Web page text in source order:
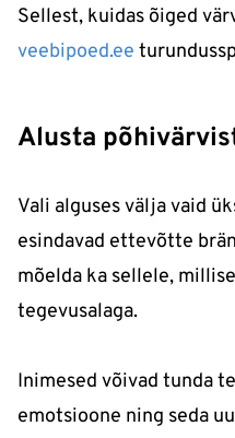
Sellest, kuidas õiged
veebipoed.ee
Alusta
Vali alguses välja vaid
esindavad ettevõtte
mõelda ka sellele,
tegevusalaga.
Inimesed võivad tunda
emotsioone ning seda